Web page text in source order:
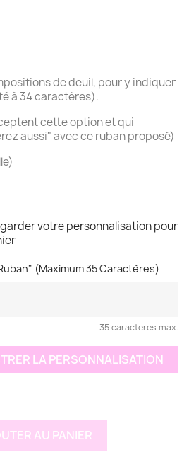
de deuil, pour y indiquer
à 34 caractères).
cette option et qui
aussi" avec ce ruban proposé)
votre personnalisation pour
(Maximum 35 Caractères)
35 caracteres max.
LA PERSONNALISATION
AU PANIER